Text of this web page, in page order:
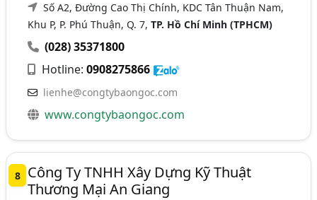
Số A2, Đường Cao Thị Chính, KDC Tân Thuận Nam,
Khu P, P. Phú Thuận, Q. 7,TP. Hồ Chí Minh (TPHCM)
(028) 35371800
Hotline:0908275866
lienhe@congtybaongoc.com
www.congtybaongoc.com
8
Công Ty TNHH Xây Dựng Kỹ Thuật
Thương Mại An Giang